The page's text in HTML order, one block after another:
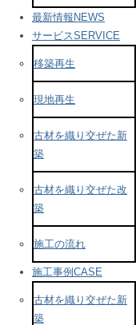
最新情報NEWS
サービスSERVICE
移築再生
現地再生
古材を織り交ぜた新
築
古材を織り交ぜた改
築
施工の流れ
施工事例CASE
古材を織り交ぜた新
築